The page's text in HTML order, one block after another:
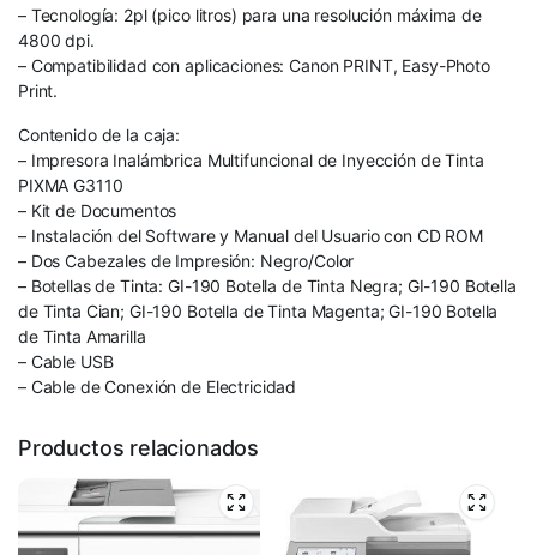
– Tecnología: 2pl (pico litros) para una resolución máxima de
4800 dpi.
– Compatibilidad con aplicaciones: Canon PRINT, Easy-Photo
Print.
Contenido de la caja:
– Impresora Inalámbrica Multifuncional de Inyección de Tinta
PIXMA G3110
– Kit de Documentos
– Instalación del Software y Manual del Usuario con CD ROM
– Dos Cabezales de Impresión: Negro/Color
– Botellas de Tinta: GI-190 Botella de Tinta Negra; GI-190 Botella
de Tinta Cian; GI-190 Botella de Tinta Magenta; GI-190 Botella
de Tinta Amarilla
– Cable USB
– Cable de Conexión de Electricidad
Productos relacionados